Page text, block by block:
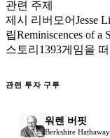
관련 주제
제시 리버모어Jesse
립Reminiscences of a
스토리 1393게임을
관련 투자 구루
워렌 버핏
Berkshire